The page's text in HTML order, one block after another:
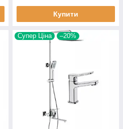
Купити
Супер Ціна –20%